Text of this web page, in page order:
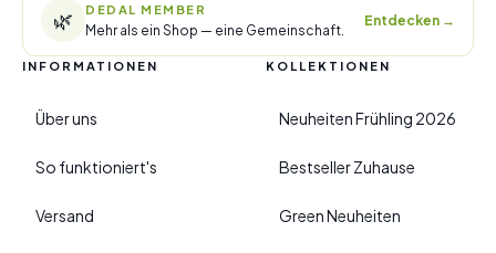
🌿 DEDAL MEMBER
Mehr als ein Shop — eine Gemeinschaft.
Entdecken →
INFORMATIONEN
Über uns
So funktioniert's
Versand
KOLLEKTIONEN
Neuheiten Frühling 2026
Bestseller Zuhause
Green Neuheiten